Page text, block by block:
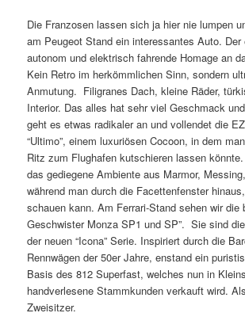
Die Franzosen lassen sich ja hier nie lumpen
am Peugeot Stand ein interessantes Auto. Der
autonom und elektrisch fahrende Homage an
Kein Retro im herkömmlichen Sinn, sondern
Anmutung. Filigranes Dach, kleine Räder,
Interior. Das alles hat sehr viel Geschmack
geht es etwas radikaler an und vollendet die
“Ultimo”, einem luxuriösen Cocoon, in dem
Ritz zum Flughafen kutschieren lassen
das gediegene Ambiente aus Marmor,
während man durch die Facettenfenster
schauen kann. Am Ferrari-Stand sehen wir die
Geschwister Monza SP1 und SP”. Sie sind
der neuen “Icona” Serie. Inspiriert durch die
Rennwägen der 50er Jahre, enstand ein
Basis des 812 Superfast, welches nun in
handverlesene Stammkunden verkauft wird.
Zweisitzer.